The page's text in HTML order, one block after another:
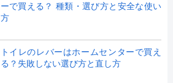
ーで買える？ 種類・選び方と安全な使い
方
トイレのレバーはホームセンターで買え
る？失敗しない選び方と直し方